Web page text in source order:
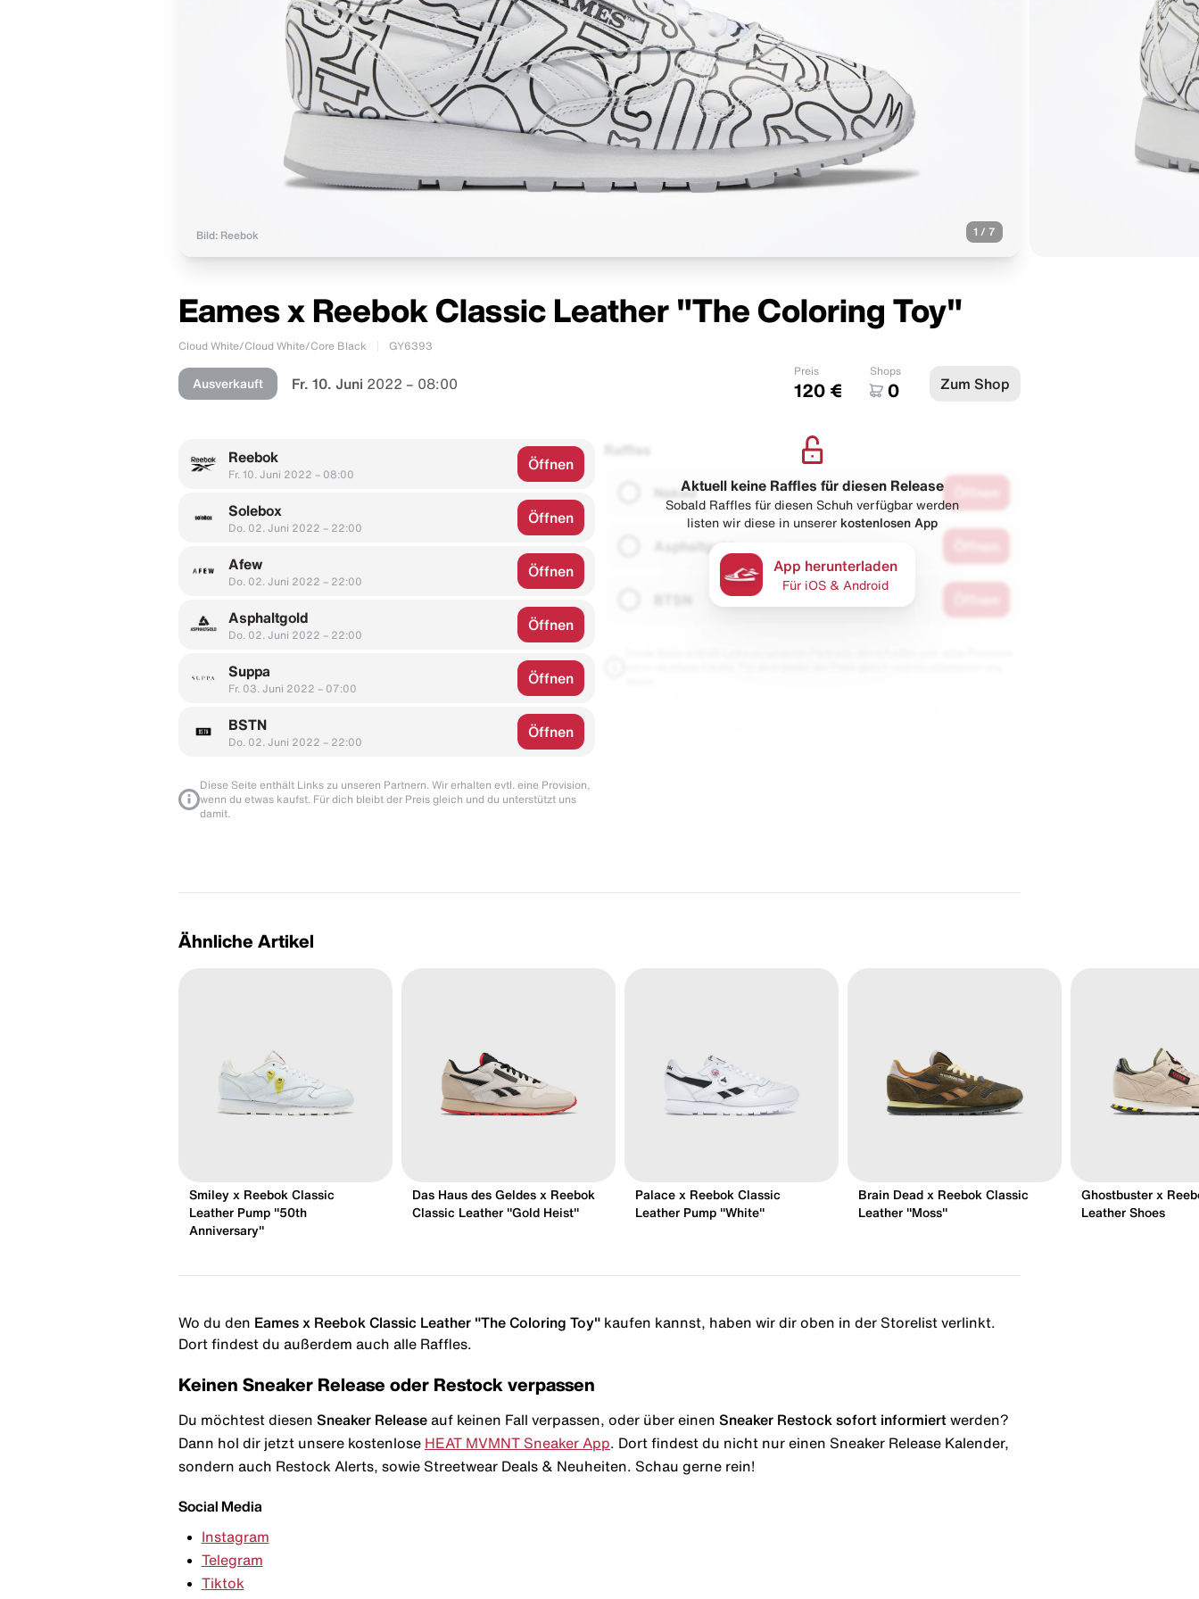
Bild: Reebok 1 / 7
Eames x Reebok Classic Leather "The Coloring Toy"
Cloud White/Cloud White/Core Black GY6393
Ausverkauft Fr. 10. Juni 2022 – 08:00
Preis
120 €
Shops
0 Zum Shop
Reebok
Fr. 10. Juni 2022 – 08:00
Öffnen
Solebox
Do. 02. Juni 2022 – 22:00
Öffnen
Afew
Do. 02. Juni 2022 – 22:00
Öffnen
Asphaltgold
Do. 02. Juni 2022 – 22:00
Öffnen
Suppa
Fr. 03. Juni 2022 – 07:00
Öffnen
BSTN
Do. 02. Juni 2022 – 22:00
Öffnen
Diese Seite enthält Links zu unseren Partnern. Wir erhalten evtl. eine Provision,
wenn du etwas kaufst. Für dich bleibt der Preis gleich und du unterstützt uns
damit.
Raffles
Naked
Asphaltgold
Aktuell keine Raffles für diesen Release
Sobald Raffles für diesen Schuh verfügbar werden
listen wir diese in unserer kostenlosen App
App herunterladen
Für iOS & Android
Ähnliche Artikel
Smiley x Reebok Classic
Leather Pump "50th
Anniversary"
Das Haus des Geldes x Reebok
Classic Leather "Gold Heist"
Palace x Reebok Classic
Leather Pump "White"
Brain Dead x Reebok Classic
Leather "Moss"
Ghostbuster x
Leather Shoes
Wo du den Eames x Reebok Classic Leather "The Coloring Toy" kaufen kannst, haben wir dir oben in der Storelist verlinkt.
Dort findest du außerdem auch alle Raffles.
Keinen Sneaker Release oder Restock verpassen
Du möchtest diesen Sneaker Release auf keinen Fall verpassen, oder über einen Sneaker Restock sofort informiert werden?
Dann hol dir jetzt unsere kostenlose HEAT MVMNT Sneaker App . Dort findest du nicht nur einen Sneaker Release Kalender,
sondern auch Restock Alerts, sowie Streetwear Deals & Neuheiten. Schau gerne rein!
Social Media
Instagram
Telegram
Tiktok